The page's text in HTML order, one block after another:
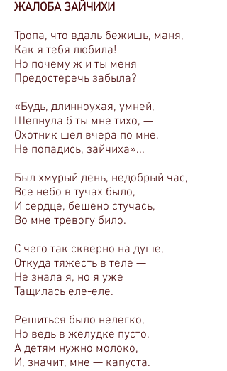
ЖАЛОБА ЗАЙЧИХИ
Тропа, что вдаль бежишь, маня,
Как я тебя любила!
Но почему ж и ты меня
Предостеречь забыла?
«Будь, длинноухая, умней, —
Шепнула б ты мне тихо, —
Охотник шел вчера по мне,
Не попадись, зайчиха»...
Был хмурый день, недобрый час,
Все небо в тучах было,
И сердце, бешено стучась,
Во мне тревогу било.
С чего так скверно на душе,
Откуда тяжесть в теле —
Не знала я, но я уже
Тащилась еле-еле.
Решиться было нелегко,
Но ведь в желудке пусто,
А детям нужно молоко,
И, значит, мне — капуста.